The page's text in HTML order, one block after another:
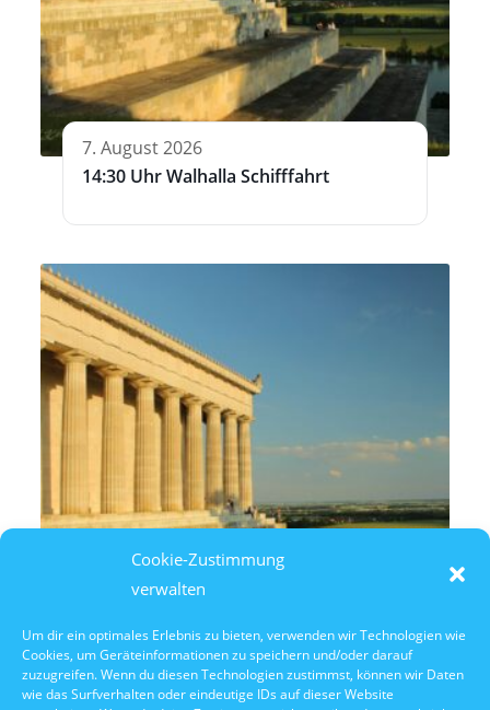
Cookie-Zustimmung
verwalten
Um dir ein optimales Erlebnis zu bieten, verwenden wir Technologien wie
Cookies, um Geräteinformationen zu speichern und/oder darauf
zuzugreifen. Wenn du diesen Technologien zustimmst, können wir Daten
wie das Surfverhalten oder eindeutige IDs auf dieser Website
7. August 2026
14:30 Uhr Walhalla Schifffahrt
10. Oktober 2026
10:30 Uhr Walhalla Schifffahrt